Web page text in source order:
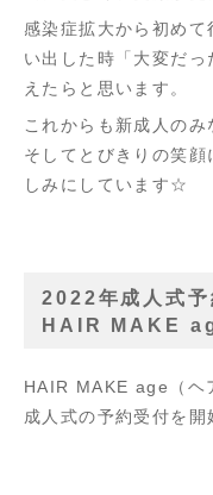
感染症拡大から初め
い出した時「大変だ
えたらと思います。
これからも新成人のみ
そしてとびきりの笑
しみにしています☆
2022年成人式予
HAIR MAKE
HAIR MAKE age（ヘ
成人式の予約受付を開